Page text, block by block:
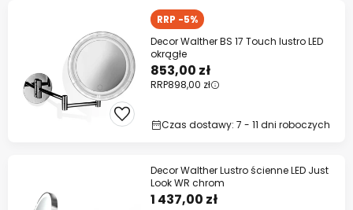
RRP -5%
Decor Walther BS 17 Touch lustro LED
okrągłe
853,00 zł
RRP898,00 zł
Czas dostawy: 7 - 11 dni roboczych
Decor Walther Lustro ścienne LED Just
Look WR chrom
1 437,00 zł